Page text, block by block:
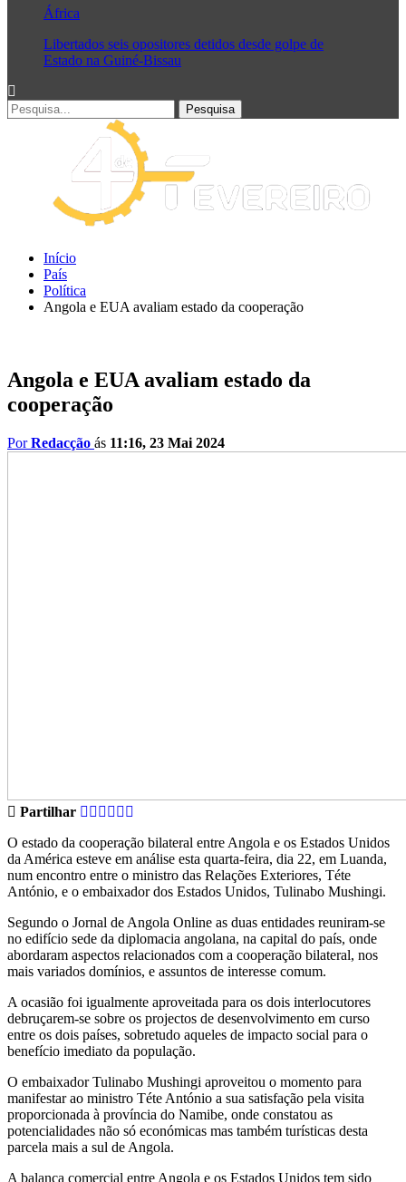
África
Libertados seis opositores detidos desde golpe de
Estado na Guiné-Bissau
Início
País
Política
Angola e EUA avaliam estado da cooperação
Angola e EUA avaliam estado da
cooperação
PorRedacção ás 11:16, 23 Mai 2024
Partilhar
O estado da cooperação bilateral entre Angola e os Estados Unidos
da América esteve em análise esta quarta-feira, dia 22, em Luanda,
num encontro entre o ministro das Relações Exteriores, Téte
António, e o embaixador dos Estados Unidos, Tulinabo Mushingi.
Segundo o Jornal de Angola Online as duas entidades reuniram-se
no edifício sede da diplomacia angolana, na capital do país, onde
abordaram aspectos relacionados com a cooperação bilateral, nos
mais variados domínios, e assuntos de interesse comum.
A ocasião foi igualmente aproveitada para os dois interlocutores
debruçarem-se sobre os projectos de desenvolvimento em curso
entre os dois países, sobretudo aqueles de impacto social para o
benefício imediato da população.
O embaixador Tulinabo Mushingi aproveitou o momento para
manifestar ao ministro Téte António a sua satisfação pela visita
proporcionada à província do Namibe, onde constatou as
potencialidades não só económicas mas também turísticas desta
parcela mais a sul de Angola.
A balança comercial entre Angola e os Estados Unidos tem sido